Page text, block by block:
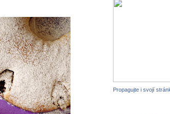
Propagujte i svojí